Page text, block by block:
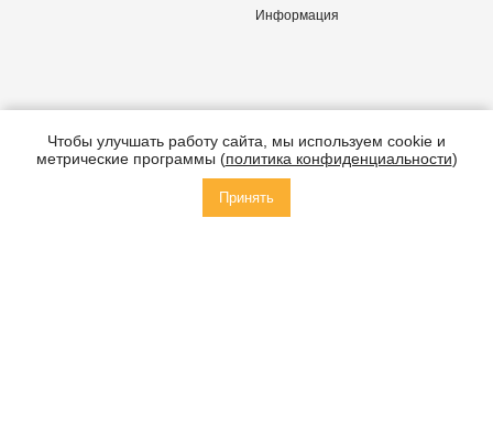
Информация
Политика конфиденциальности
Чтобы улучшать работу сайта, мы используем cookie и
метрические программы (политика конфиденциальности)
Принять